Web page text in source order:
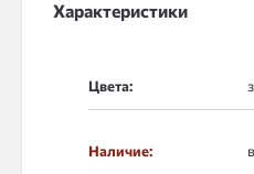
Характеристики
Цвета:
Наличие: